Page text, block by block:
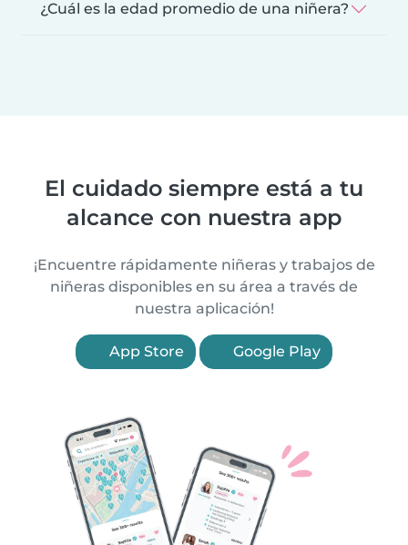
¿Cuál es la edad promedio de una niñera?
El cuidado siempre está a tu
alcance con nuestra app
¡Encuentre rápidamente niñeras y trabajos de
niñeras disponibles en su área a través de
nuestra aplicación!
App Store Google Play